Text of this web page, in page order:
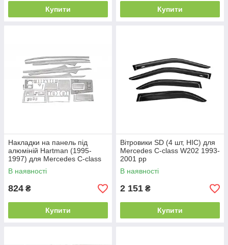
Купити Купити
Накладки на панель під
алюміній Hartman (1995-
1997) для Mercedes C-class
W202 рр
В наявності
824 ₴
Купити
Вітровики SD (4 шт, HIC) для
Mercedes C-class W202 1993-
2001 рр
В наявності
2 151 ₴
Купити